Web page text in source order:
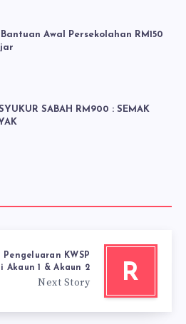
Bantuan Awal Persekolahan RM150
SABAH RM900 : SEMAK
R
Pengeluaran KWSP
Akaun 1 & Akaun 2
Next Story